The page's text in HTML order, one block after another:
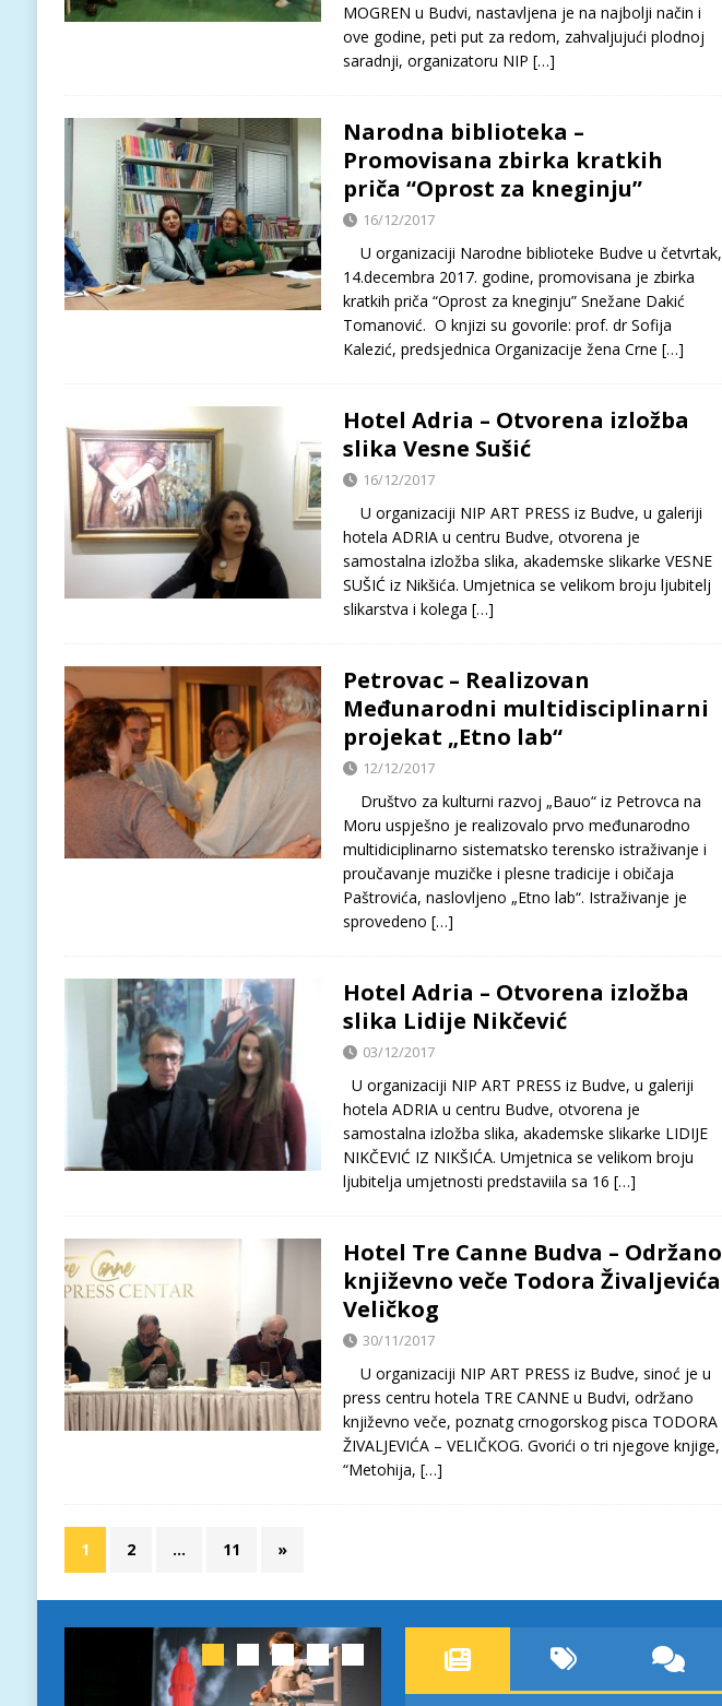
MOGREN u Budvi, nastavljena je na najbolji način i
ove godine, peti put za redom, zahvaljujući plodnoj
saradnji, organizatoru NIP […]
Narodna biblioteka –
Promovisana zbirka kratkih
priča “Oprost za kneginju”
16/12/2017
U organizaciji Narodne biblioteke Budve u četvrtak,
14.decembra 2017. godine, promovisana je zbirka
kratkih priča “Oprost za kneginju” Snežane Dakić
Tomanović. O knjizi su govorile: prof. dr Sofija
Kalezić, predsjednica Organizacije žena Crne […]
Hotel Adria – Otvorena izložba
slika Vesne Sušić
16/12/2017
U organizaciji NIP ART PRESS iz Budve, u galeriji
hotela ADRIA u centru Budve, otvorena je
samostalna izložba slika, akademske slikarke VESNE
SUŠIĆ iz Nikšića. Umjetnica se velikom broju ljubitelj
slikarstva i kolega […]
Petrovac – Realizovan
Međunarodni multidisciplinarni
projekat „Etno lab“
12/12/2017
Društvo za kulturni razvoj „Bauo“ iz Petrovca na
Moru uspješno je realizovalo prvo međunarodno
multidiciplinarno sistematsko terensko istraživanje i
proučavanje muzičke i plesne tradicije i običaja
Paštrovića, naslovljeno „Etno lab“. Istraživanje je
sprovedeno […]
Hotel Adria – Otvorena izložba
slika Lidije Nikčević
03/12/2017
U organizaciji NIP ART PRESS iz Budve, u galeriji
hotela ADRIA u centru Budve, otvorena je
samostalna izložba slika, akademske slikarke LIDIJE
NIKČEVIĆ IZ NIKŠIĆA. Umjetnica se velikom broju
ljubitelja umjetnosti predstaviila sa 16 […]
Hotel Tre Canne Budva – Održano
književno veče Todora Živaljevića
Veličkog
30/11/2017
U organizaciji NIP ART PRESS iz Budve, sinoć je u
press centru hotela TRE CANNE u Budvi, održano
književno veče, poznatg crnogorskog pisca TODORA
ŽIVALJEVIĆA – VELIČKOG. Gvorići o tri njegove knjige,
“Metohija, […]
1 2 … 11 »